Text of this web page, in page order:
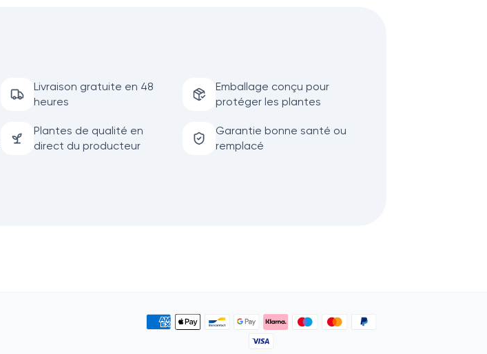
Livraison gratuite en 48
heures
Emballage conçu pour
protéger les plantes
Plantes de qualité en
direct du producteur
Garantie bonne santé ou
remplacé